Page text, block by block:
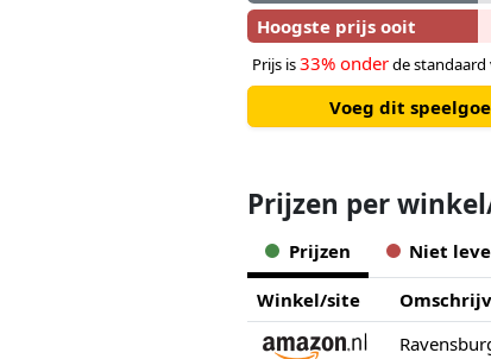
Hoogste prijs ooit
Prijs is33% onderde
Voeg dit
Prijzen per
Prijzen Niet
Winkel/site